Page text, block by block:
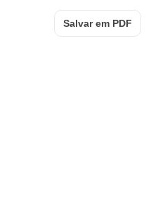
Salvar em PDF